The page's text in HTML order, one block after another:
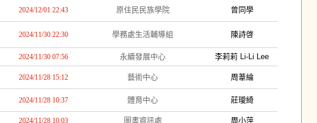
2024/12/01 22:43 原住民民族學院 曾同學
2024/11/30 22:30 學務處生活輔導組 陳詩啓
2024/11/30 07:56 永續發展中心 李莉莉 Li-Li Lee
2024/11/28 15:12 藝術中心 周葦綸
2024/11/28 10:37 體育中心 莊璦綺
2024/11/28 10:03 圖書資訊處 周小萍